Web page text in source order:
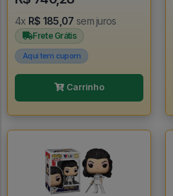
4x R$ 185,07 sem juros
Frete Grátis
Aqui tem cupom
Carrinho